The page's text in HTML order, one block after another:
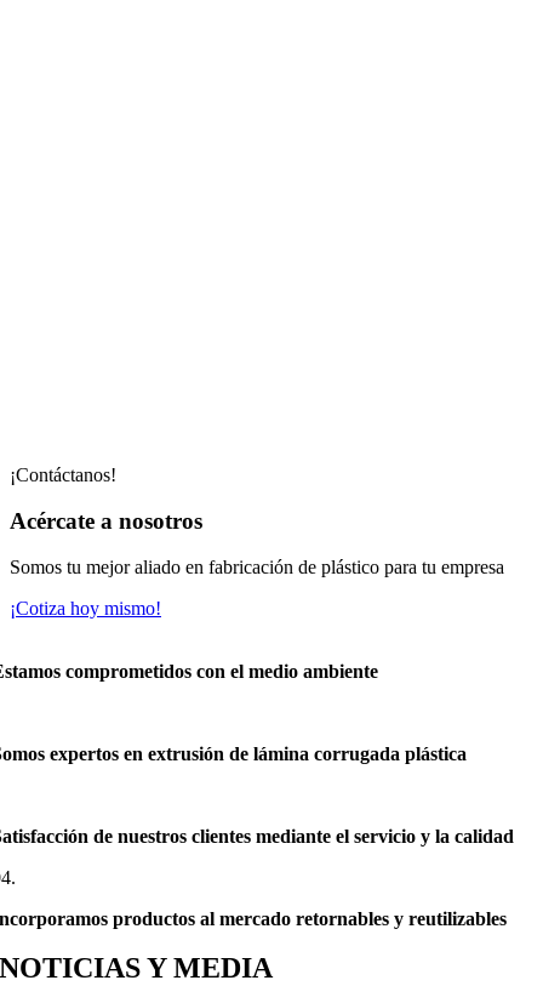
¡Contáctanos!
Acércate a nosotros
Somos tu mejor aliado en fabricación de plástico para tu empresa
¡Cotiza hoy mismo!
comprometidos con el medio ambiente
expertos en extrusión de lámina corrugada plástica
de nuestros clientes mediante el servicio y la calidad
productos al mercado retornables y reutilizables
NOTICIAS Y MEDIA